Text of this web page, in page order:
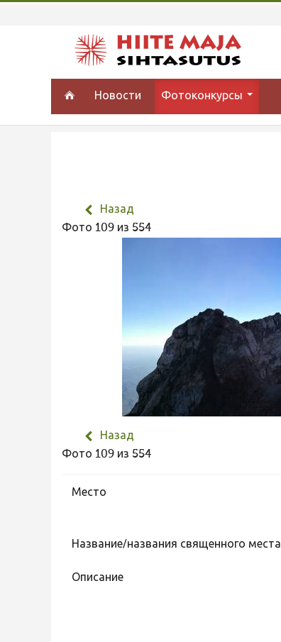
Новости Фотоконкурсы
Назад
Фото 109 из 554
Назад
Фото 109 из 554
Место
Название/названия священного места
Описание